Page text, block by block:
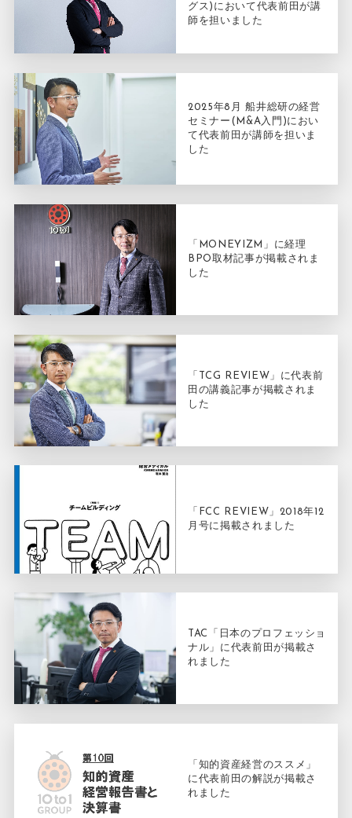
グス)において代表前田が講
師を担いました
2025年8月 船井総研の経営
セミナー(M&A入門)におい
て代表前田が講師を担いま
した
「MONEYIZM」に経理
BPO取材記事が掲載されま
した
「TCG REVIEW」に代表前
田の講義記事が掲載されま
した
「FCC REVIEW」2018年12
月号に掲載されました
TAC「日本のプロフェッショ
ナル」に代表前田が掲載さ
れました
「知的資産経営のススメ」
に代表前田の解説が掲載さ
れました